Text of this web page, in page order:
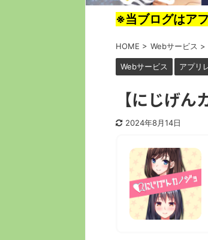
※当ブログはア
HOME > Webサービス >
Webサービス アプリ
【にじげ
2024年8月14日